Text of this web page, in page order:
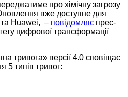
про хімічну загрозу
вже доступне для
та Huawei, – повідомляє прес-
цифрової трансформації
тривога» версії 4.0 сповіщає
5 типів тривог: